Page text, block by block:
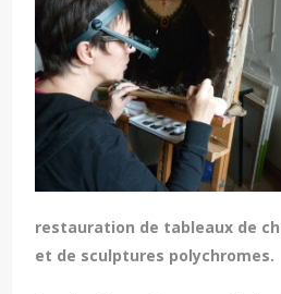
restauration de tableaux de
et de sculptures polychromes.